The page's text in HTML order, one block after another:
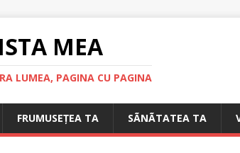
MEA
LUMEA, PAGINA CU PAGINA
FRUMUSEȚEA TA SÃNÃTATEA TA